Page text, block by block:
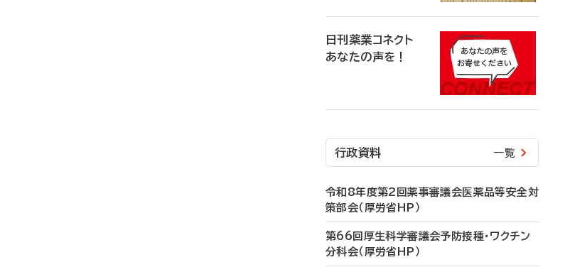
日刊薬業コネクト
あなたの声を！
行政資料 一覧
令和8年度第2回薬事審議会医薬品等安全対
策部会（厚労省HP）
第66回厚生科学審議会予防接種・ワクチン
分科会（厚労省HP）